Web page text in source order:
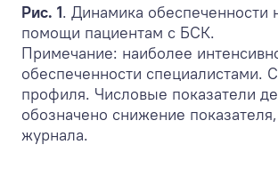
Рис. 1. Динамика
помощи пациентам с БСК.
Примечание: наиболее
обеспеченности специалистами.
профиля. Числовые показатели
обозначено снижение
журнала.